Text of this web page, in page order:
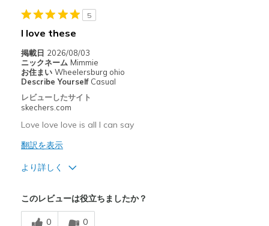
以下に最適
Casual Wear
Travel
Width
Feels true to width
Sizing
View On Shoes
5
I love these
掲載日 2026/08/03
ニックネーム Mimmie
お住まい Wheelersburg ohio
Describe Yourself Casual
レビューしたサイト
skechers.com
Love love love is all I can say
翻訳を表示
より詳しく
このレビューは役立ちましたか？
0 0